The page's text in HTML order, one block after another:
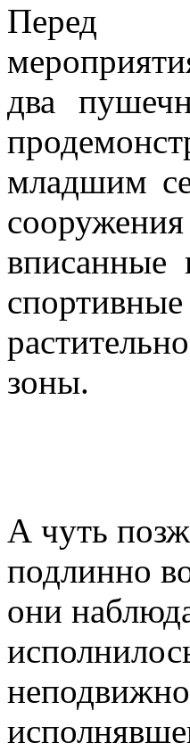
Перед
два
младшим
зоны.
А чуть
подлинно
они